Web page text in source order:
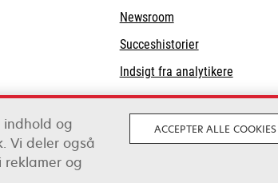
Newsroom
Succeshistorier
Indsigt fra analytikere
indhold og
Vi deler også
reklamer og
ACCEPTER ALLE COOKIES